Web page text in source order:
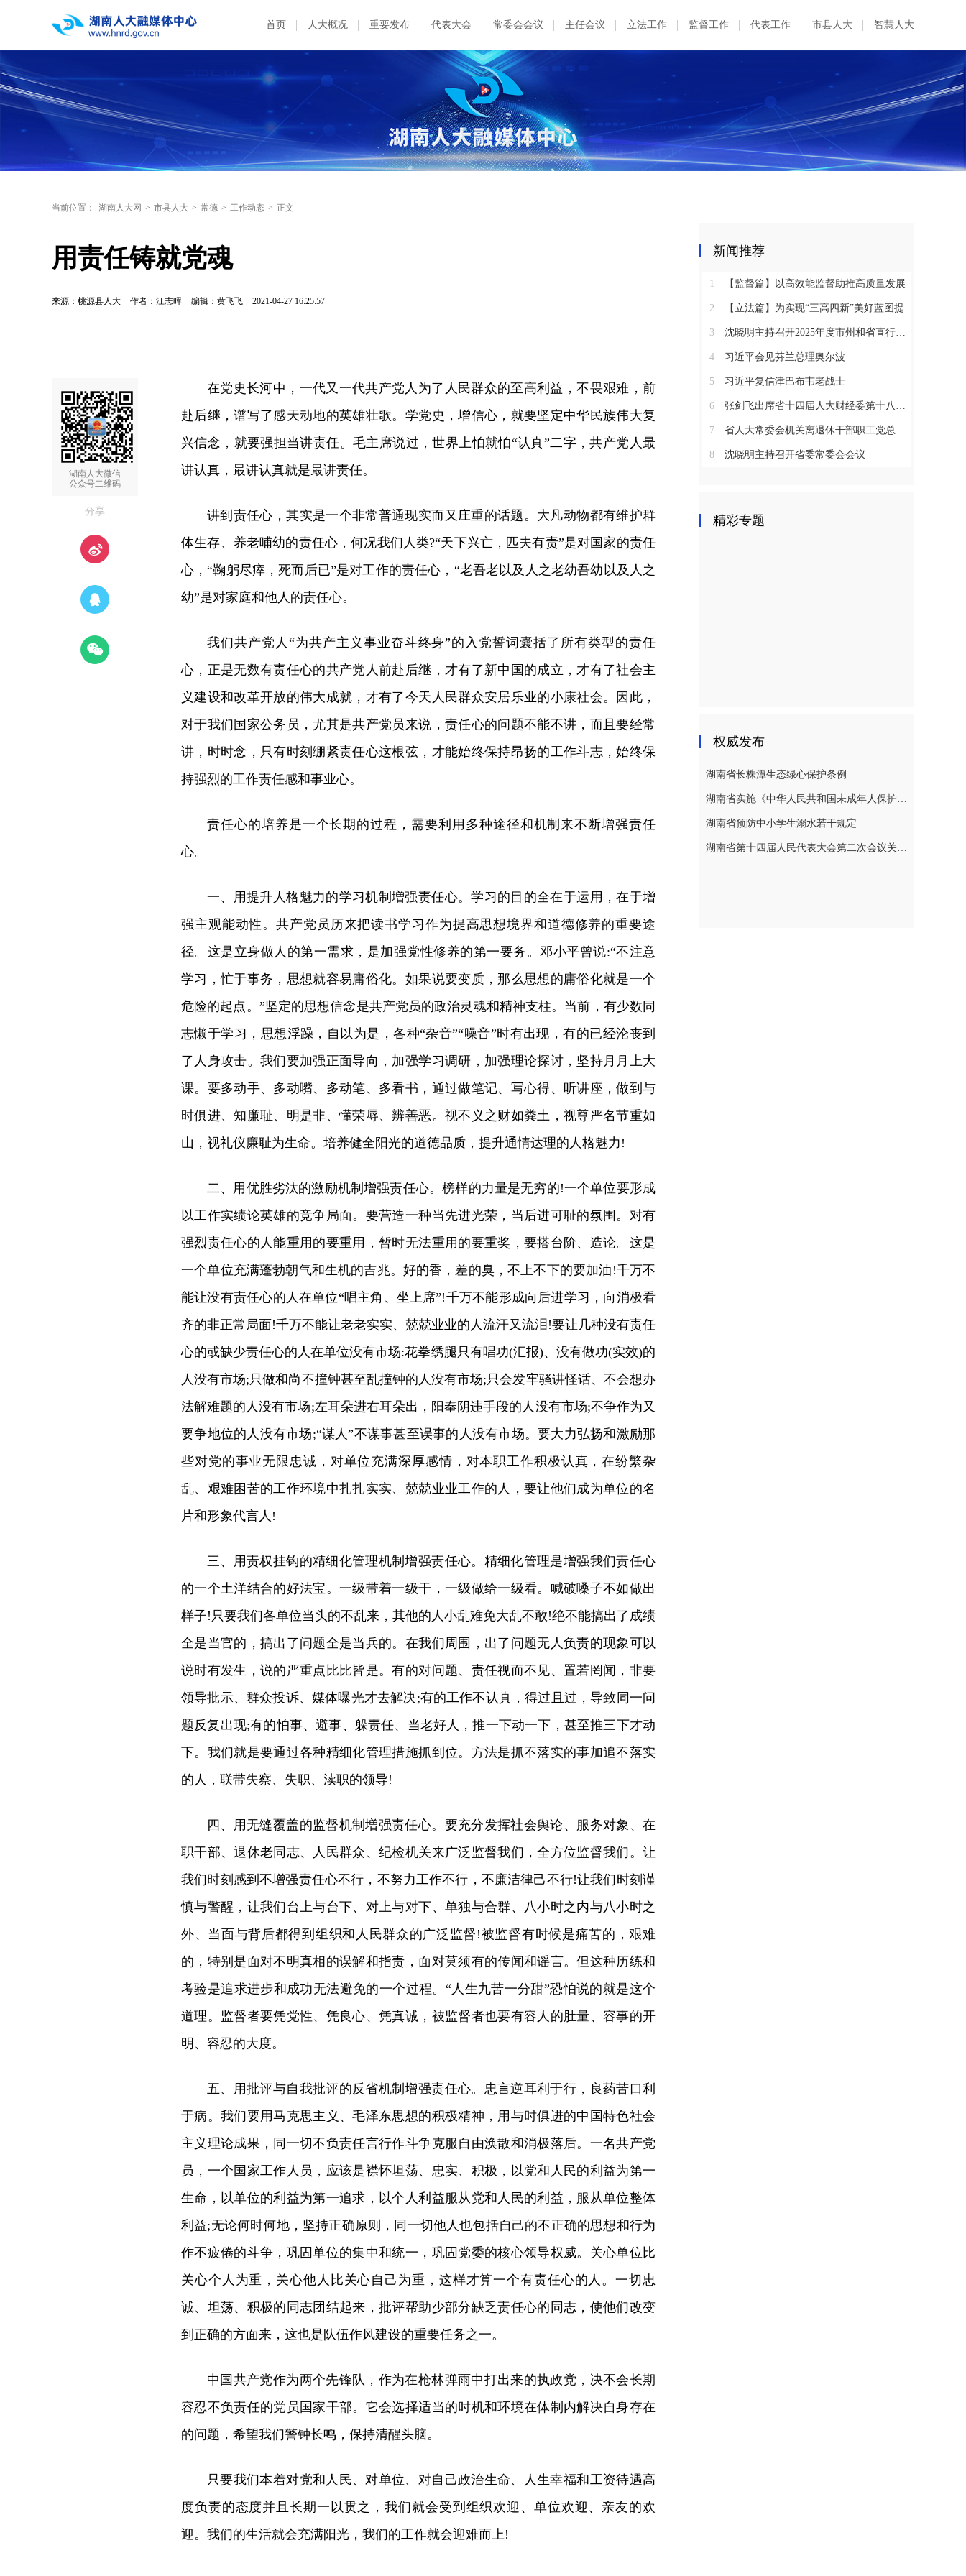
首页 人大概况 重要发布 代表大会 常委会会议 主任会议 立法工作 监督工作 代表工作 市县人大 智慧人大
当前位置： 湖南人大网 > 市县人大 > 常德 > 工作动态 > 正文
用责任铸就党魂
来源：桃源县人大 作者：江志晖 编辑：黄飞飞 2021-04-27 16:25:57
湖南人大微信
公众号二维码
—分享—
在党史长河中，一代又一代共产党人为了人民群众的至高利益，不畏艰难，前
赴后继，谱写了感天动地的英雄壮歌。学党史，增信心，就要坚定中华民族伟大复
兴信念，就要强担当讲责任。毛主席说过，世界上怕就怕“认真”二字，共产党人最
讲认真，最讲认真就是最讲责任。
讲到责任心，其实是一个非常普通现实而又庄重的话题。大凡动物都有维护群
体生存、养老哺幼的责任心，何况我们人类?“天下兴亡，匹夫有责”是对国家的责任
心，“鞠躬尽瘁，死而后已”是对工作的责任心，“老吾老以及人之老幼吾幼以及人之
幼”是对家庭和他人的责任心。
我们共产党人“为共产主义事业奋斗终身”的入党誓词囊括了所有类型的责任
心，正是无数有责任心的共产党人前赴后继，才有了新中国的成立，才有了社会主
义建设和改革开放的伟大成就，才有了今天人民群众安居乐业的小康社会。因此，
对于我们国家公务员，尤其是共产党员来说，责任心的问题不能不讲，而且要经常
讲，时时念，只有时刻绷紧责任心这根弦，才能始终保持昂扬的工作斗志，始终保
持强烈的工作责任感和事业心。
责任心的培养是一个长期的过程，需要利用多种途径和机制来不断增强责任
心。
一、用提升人格魅力的学习机制増强责任心。学习的目的全在于运用，在于增
强主观能动性。共产党员历来把读书学习作为提高思想境界和道德修养的重要途
径。这是立身做人的第一需求，是加强党性修养的第一要务。邓小平曾说:“不注意
学习，忙于事务，思想就容易庸俗化。如果说要变质，那么思想的庸俗化就是一个
危险的起点。”坚定的思想信念是共产党员的政治灵魂和精神支柱。当前，有少数同
志懒于学习，思想浮躁，自以为是，各种“杂音”“噪音”时有出现，有的已经沦丧到
了人身攻击。我们要加强正面导向，加强学习调研，加强理论探讨，坚持月月上大
课。要多动手、多动嘴、多动笔、多看书，通过做笔记、写心得、听讲座，做到与
时俱进、知廉耻、明是非、懂荣辱、辨善恶。视不义之财如粪土，视尊严名节重如
山，视礼仪廉耻为生命。培养健全阳光的道德品质，提升通情达理的人格魅力!
二、用优胜劣汰的激励机制增强责任心。榜样的力量是无穷的!一个单位要形成
以工作实绩论英雄的竞争局面。要营造一种当先进光荣，当后进可耻的氛围。对有
强烈责任心的人能重用的要重用，暂时无法重用的要重奖，要搭台阶、造论。这是
一个单位充满蓬勃朝气和生机的吉兆。好的香，差的臭，不上不下的要加油!千万不
能让没有责任心的人在单位“唱主角、坐上席”!千万不能形成向后进学习，向消极看
齐的非正常局面!千万不能让老老实实、兢兢业业的人流汗又流泪!要让几种没有责任
心的或缺少责任心的人在单位没有市场:花拳绣腿只有唱功(汇报)、没有做功(实效)的
人没有市场;只做和尚不撞钟甚至乱撞钟的人没有市场;只会发牢骚讲怪话、不会想办
法解难题的人没有市场;左耳朵进右耳朵出，阳奉阴违手段的人没有市场;不争作为又
要争地位的人没有市场;“谋人”不谋事甚至误事的人没有市场。要大力弘扬和激励那
些对党的事业无限忠诚，对单位充满深厚感情，对本职工作积极认真，在纷繁杂
乱、艰难困苦的工作环境中扎扎实实、兢兢业业工作的人，要让他们成为单位的名
片和形象代言人!
三、用责权挂钩的精细化管理机制增强责任心。精细化管理是增强我们责任心
的一个土洋结合的好法宝。一级带着一级干，一级做给一级看。喊破嗓子不如做出
样子!只要我们各单位当头的不乱来，其他的人小乱难免大乱不敢!绝不能搞出了成绩
全是当官的，搞出了问题全是当兵的。在我们周围，出了问题无人负责的现象可以
说时有发生，说的严重点比比皆是。有的对问题、责任视而不见、置若罔闻，非要
领导批示、群众投诉、媒体曝光才去解决;有的工作不认真，得过且过，导致同一问
题反复出现;有的怕事、避事、躲责任、当老好人，推一下动一下，甚至推三下才动
下。我们就是要通过各种精细化管理措施抓到位。方法是抓不落实的事加追不落实
的人，联带失察、失职、渎职的领导!
四、用无缝覆盖的监督机制増强责任心。要充分发挥社会舆论、服务对象、在
职干部、退休老同志、人民群众、纪检机关来广泛监督我们，全方位监督我们。让
我们时刻感到不增强责任心不行，不努力工作不行，不廉洁律己不行!让我们时刻谨
慎与警醒，让我们台上与台下、对上与对下、单独与合群、八小时之内与八小时之
外、当面与背后都得到组织和人民群众的广泛监督!被监督有时候是痛苦的，艰难
的，特别是面对不明真相的误解和指责，面对莫须有的传闻和谣言。但这种历练和
考验是追求进步和成功无法避免的一个过程。“人生九苦一分甜”恐怕说的就是这个
道理。监督者要凭党性、凭良心、凭真诚，被监督者也要有容人的肚量、容事的开
明、容忍的大度。
五、用批评与自我批评的反省机制增强责任心。忠言逆耳利于行，良药苦口利
于病。我们要用马克思主义、毛泽东思想的积极精神，用与时俱进的中国特色社会
主义理论成果，同一切不负责任言行作斗争克服自由涣散和消极落后。一名共产党
员，一个国家工作人员，应该是襟怀坦荡、忠实、积极，以党和人民的利益为第一
生命，以单位的利益为第一追求，以个人利益服从党和人民的利益，服从单位整体
利益;无论何时何地，坚持正确原则，同一切他人也包括自己的不正确的思想和行为
作不疲倦的斗争，巩固单位的集中和统一，巩固党委的核心领导权威。关心单位比
关心个人为重，关心他人比关心自己为重，这样才算一个有责任心的人。一切忠
诚、坦荡、积极的同志团结起来，批评帮助少部分缺乏责任心的同志，使他们改变
到正确的方面来，这也是队伍作风建设的重要任务之一。
中国共产党作为两个先锋队，作为在枪林弹雨中打出来的执政党，决不会长期
容忍不负责任的党员国家干部。它会选择适当的时机和环境在体制内解决自身存在
的问题，希望我们警钟长鸣，保持清醒头脑。
只要我们本着对党和人民、对单位、对自己政治生命、人生幸福和工资待遇高
度负责的态度并且长期一以贯之，我们就会受到组织欢迎、单位欢迎、亲友的欢
迎。我们的生活就会充满阳光，我们的工作就会迎难而上!
新闻推荐
1 【监督篇】以高效能监督助推高质量发展
2 【立法篇】为实现“三高四新”美好蓝图提供坚实法治保障
3 沈晓明主持召开2025年度市州和省直行业系统党（工）委书记抓基层党建工作述职评议会议
4 习近平会见芬兰总理奥尔波
5 习近平复信津巴布韦老战士
6 张剑飞出席省十四届人大财经委第十八次全体会议
7 省人大常委会机关离退休干部职工党总支召开2025年度总结表彰大会
8 沈晓明主持召开省委常委会会议
精彩专题
权威发布
湖南省长株潭生态绿心保护条例
湖南省实施《中华人民共和国未成年人保护法》若干规定
湖南省预防中小学生溺水若干规定
湖南省第十四届人民代表大会第二次会议关于湖南省人民代表大会常务委员会工作报告的决议